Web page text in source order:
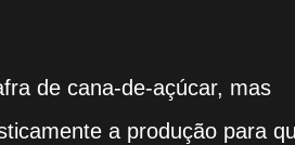
de cana-de-açúcar, mas
a produção para